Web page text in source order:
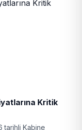
Kritik
tarihli Kabine